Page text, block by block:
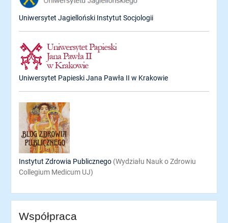
Uniwersytet Jagielloński Instytut Socjologii
Uniwersytet Papieski Jana Pawła II w Krakowie
Instytut Zdrowia Publicznego(Wydziału Nauk o Zdrowiu
Collegium Medicum UJ)
Współpraca